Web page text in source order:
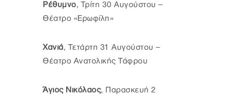
Ρέθυμνο, Τρίτη 30 Αυγούστου –
Θέατρο «Ερωφίλη»
Χανιά, Τετάρτη 31 Αυγούστου –
Θέατρο Ανατολικής Τάφρου
Άγιος Νικόλαος, Παρασκευή 2